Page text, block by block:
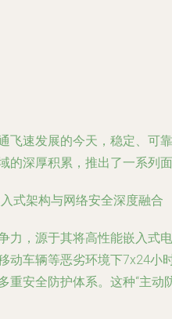
飞速发展的今天，稳定、可
的深厚积累，推出了一系列
式架构与网络安全深度融合
力，源于其将高性能嵌入式
动车辆等恶劣环境下7x24小
重安全防护体系。这种“主